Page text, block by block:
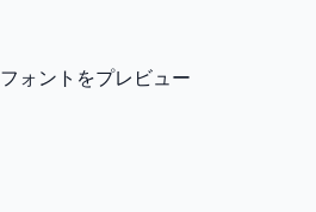
フォントをプレビュー